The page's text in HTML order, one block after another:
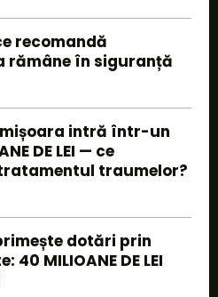
recomandă
rămâne în siguranță
intră într-un
DE LEI — ce
traumelor?
dotări prin
MILIOANE DE LEI